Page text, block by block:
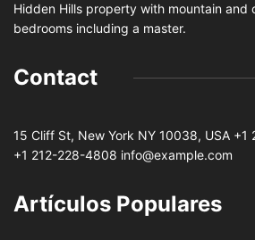
Hidden Hills property with mountain and
bedrooms including a master.
Contact
15 Cliff St, New York NY 10038, USA +1
+1 212-228-4808 info@example.com
Artículos Populares